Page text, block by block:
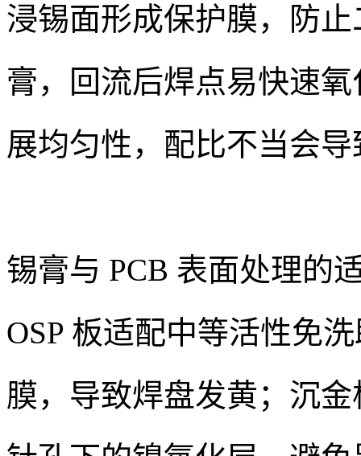
浸锡面形成保护膜，防
膏，回流后焊点易快速
展均匀性，配比不当会
锡膏与 PCB 表面处理的
OSP 板适配中等活性免
膜，导致焊盘发黄；沉